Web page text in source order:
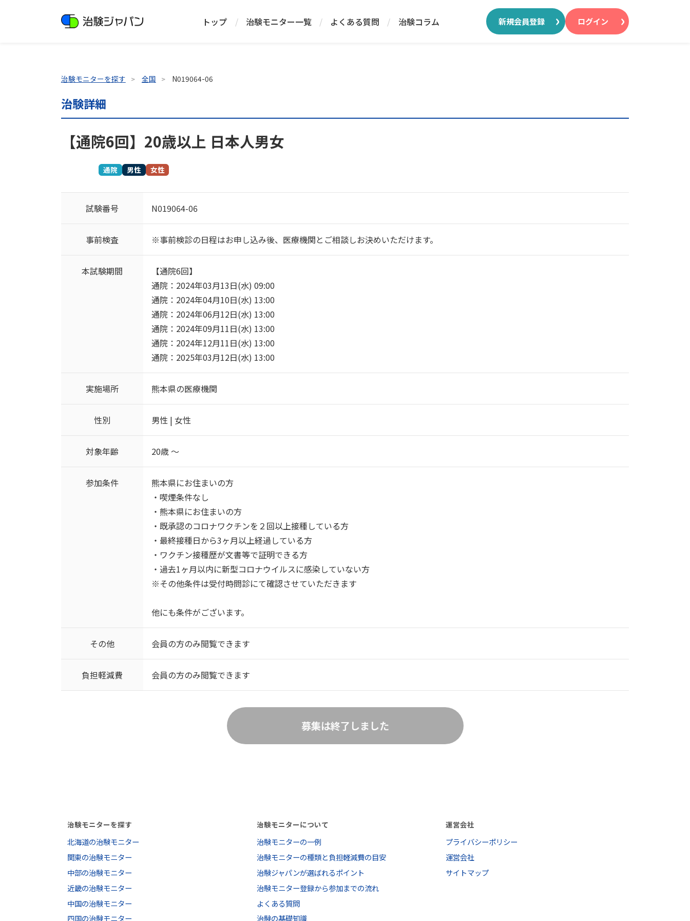
トップ / 治験モニター一覧 / よくある質問 / 治験コラム 新規会員登録 ログイン
治験モニターを探す 全国 N019064-06
治験詳細
【通院6回】20歳以上 日本人男女
通院 男性 女性
試験番号 N019064-06
事前検査 ※事前検診の日程はお申し込み後、医療機関とご相談しお決めいただけます。
本試験期間
【通院6回】
通院：2024年03月13日(水) 09:00
通院：2024年04月10日(水) 13:00
通院：2024年06月12日(水) 13:00
通院：2024年09月11日(水) 13:00
通院：2024年12月11日(水) 13:00
通院：2025年03月12日(水) 13:00
実施場所 熊本県の医療機関
性別 男性 | 女性
対象年齢 20歳 ～
参加条件
熊本県にお住まいの方
・喫煙条件なし
・熊本県にお住まいの方
・既承認のコロナワクチンを２回以上接種している方
・最終接種日から3ヶ月以上経過している方
・ワクチン接種歴が文書等で証明できる方
・過去1ヶ月以内に新型コロナウイルスに感染していない方
※その他条件は受付時問診にて確認させていただきます
他にも条件がございます。
その他 会員の方のみ閲覧できます
負担軽減費 会員の方のみ閲覧できます
募集は終了しました
治験モニターを探す
北海道の治験モニター
関東の治験モニター
中部の治験モニター
近畿の治験モニター
中国の治験モニター
四国の治験モニター
治験モニターについて
治験モニターの一例
治験モニターの種類と負担軽減費の目安
治験ジャパンが選ばれるポイント
治験モニター登録から参加までの流れ
よくある質問
治験の基礎知識
運営会社
プライバシーポリシー
運営会社
サイトマップ